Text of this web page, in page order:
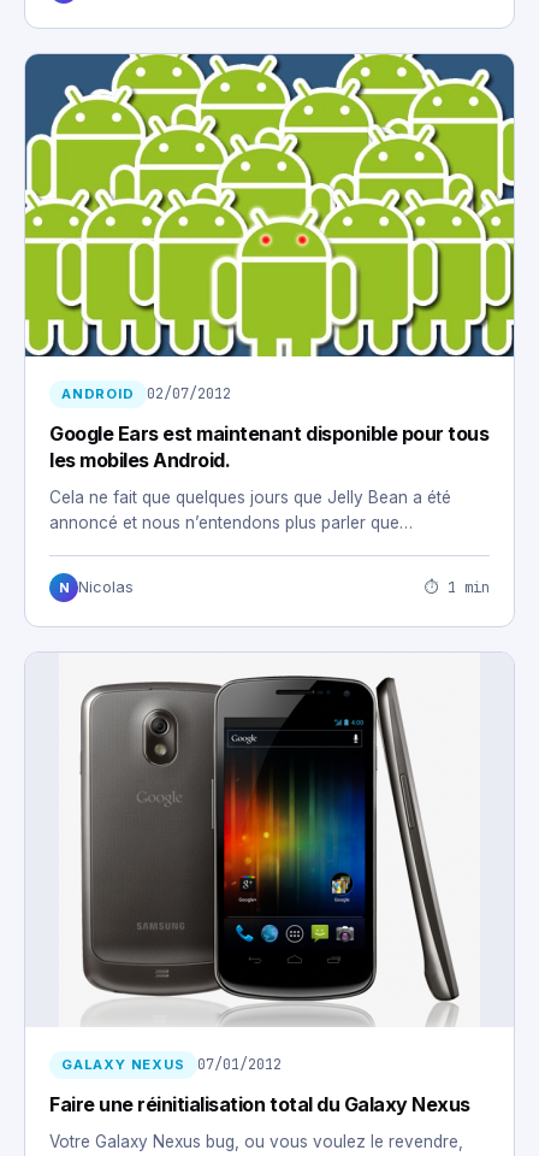
ANDROID 02/07/2012
Google Ears est maintenant disponible pour tous
les mobiles Android.
Cela ne fait que quelques jours que Jelly Bean a été
annoncé et nous n’entendons plus parler que…
N Nicolas ⏱ 1 min
GALAXY NEXUS 07/01/2012
Faire une réinitialisation total du Galaxy Nexus
Votre Galaxy Nexus bug, ou vous voulez le revendre,